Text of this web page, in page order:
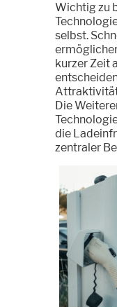
Wichtig zu
selbst.
kurzer Zeit
Die
die
zentraler